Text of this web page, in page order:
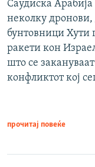
Саудиска
неколку дронови,
бунтовници Хути
ракети кон
што се
конфликтот кој
прочитај повеќе